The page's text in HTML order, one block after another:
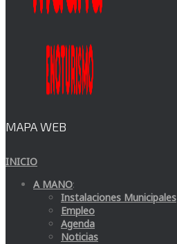
MAPA WEB
INICIO
A MANO:
Instalaciones Municipales
Empleo
Agenda
Noticias